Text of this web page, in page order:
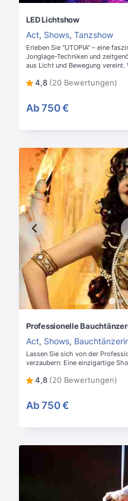
LED Lichtshow
Act, Shows, Tanzshow
Erleben Sie "UTOPIA" – eine
Jonglage-Techniken und
aus Licht und Bewegung vereint.
4,8 (20 Bewertungen)
Ab 750 €
Professionelle
Act, Shows,
Lassen Sie sich von der
verzaubern: Eine einzigartige
4,8 (20 Bewertungen)
Ab 750 €